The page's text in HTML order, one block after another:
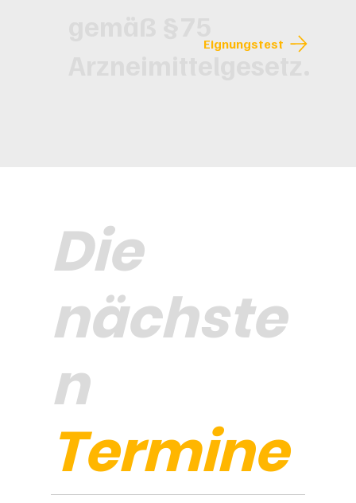
Arzneimittelgesetz.
Eignungstest
Die
nächste
n
Termine